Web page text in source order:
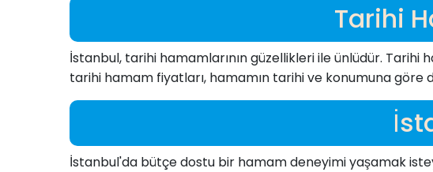
Tarihi
İstanbul, tarihi hamamlarının güzellikleri ile ünlüdür.
tarihi hamam fiyatları, hamamın tarihi ve konumuna göre
İstanbul'da bütçe dostu bir hamam deneyimi yaşamak